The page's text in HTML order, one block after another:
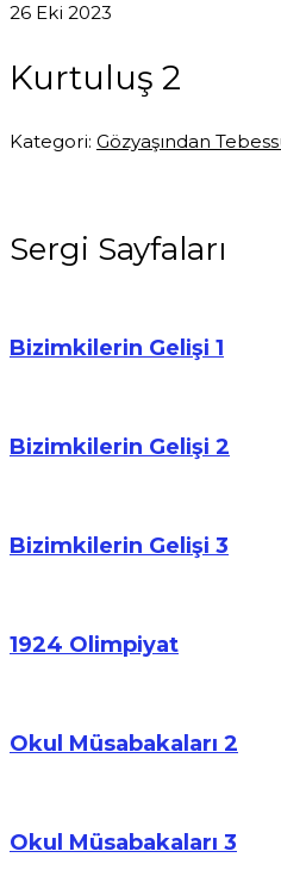
26 Eki 2023
Kurtuluş 2
Kategori: Gözyaşından
Sergi Sayfaları
Bizimkilerin Gelişi 1
Bizimkilerin Gelişi 2
Bizimkilerin Gelişi 3
1924 Olimpiyat
Okul Müsabakaları 2
Okul Müsabakaları 3